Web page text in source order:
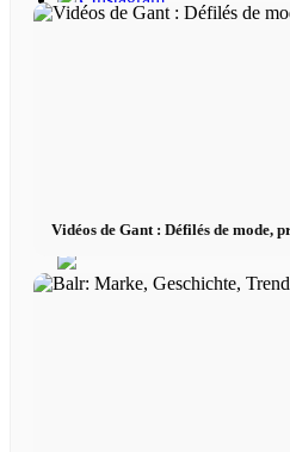
Vidéos de Gant : Défilés de mode,